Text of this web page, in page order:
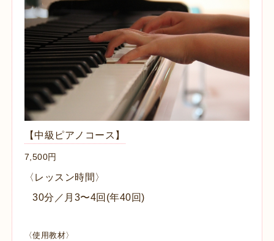
【中級ピアノコース】
7,500円
〈レッスン時間〉
30分／月3〜4回(年40回)
〈使用教材〉